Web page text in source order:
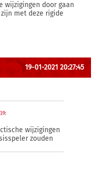
wijzigingen door gaan
met deze rigide
19-01-2021 20:27:45
:
wijzigingen
zouden